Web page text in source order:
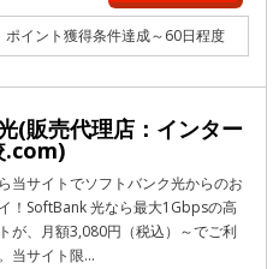
ポイント獲得条件達成～60日程度
(販売代理店：インター
.com)
当サイトでソフトバンク光からのお
！SoftBank 光なら最大1Gbpsの高
が、月額3,080円（税込）～でご利
当サイト限...